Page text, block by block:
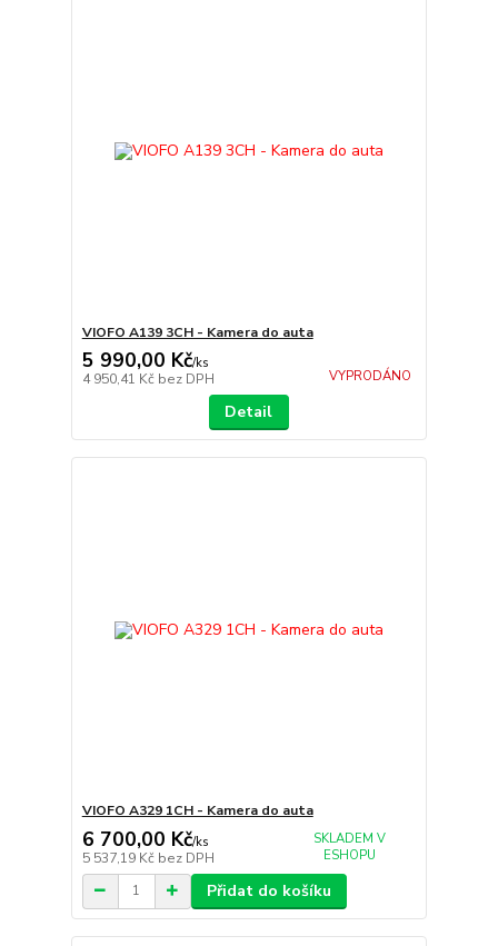
VIOFO A139 3CH - Kamera do auta
5 990,00 Kč/ks
4 950,41 Kč bez DPH VYPRODÁNO
Detail
VIOFO A329 1CH - Kamera do auta
6 700,00 Kč/ks
5 537,19 Kč bez DPH
SKLADEM V
ESHOPU
Přidat do košíku